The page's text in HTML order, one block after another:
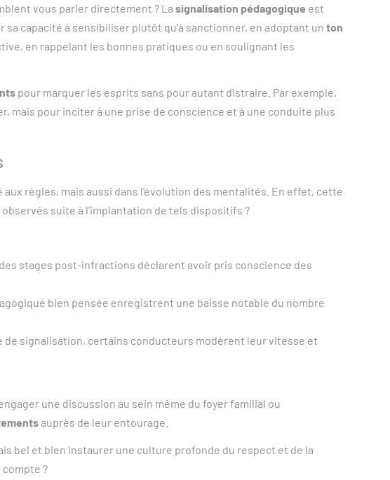
vous parler directement ? La signalisation pédagogique est
capacité à sensibiliser plutôt qu'à sanctionner, en adoptant un ton
en rappelant les bonnes pratiques ou en soulignant les
pour marquer les esprits sans pour autant distraire. Par exemple,
mais pour inciter à une prise de conscience et à une conduite plus
règles, mais aussi dans l'évolution des mentalités. En effet, cette
observés suite à l'implantation de tels dispositifs ?
stages post-infractions déclarent avoir pris conscience des
bien pensée enregistrent une baisse notable du nombre
signalisation, certains conducteurs modèrent leur vitesse et
une discussion au sein même du foyer familial ou
auprès de leur entourage.
bel et bien instaurer une culture profonde du respect et de la
?